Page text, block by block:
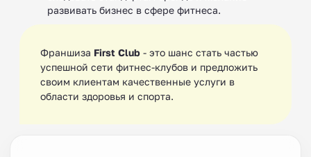
развивать бизнес в сфере фитнеса.
Франшиза First Club - это шанс стать частью
успешной сети фитнес-клубов и предложить
своим клиентам качественные услуги в
области здоровья и спорта.